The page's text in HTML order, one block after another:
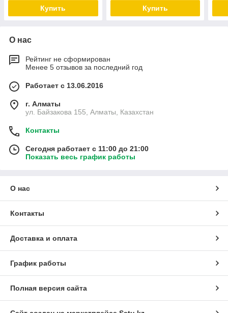
Купить Купить
О нас
Рейтинг не сформирован
Менее 5 отзывов за последний год
Работает с 13.06.2016
г. Алматы
ул. Байзакова 155, Алматы, Казахстан
Контакты
Сегодня работает с 11:00 до 21:00
Показать весь график работы
О нас
Контакты
Доставка и оплата
График работы
Полная версия сайта